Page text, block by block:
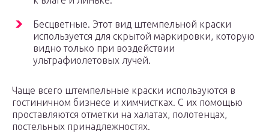
Бесцветные. Этот вид штемпельной краски
используется для скрытой маркировки, которую
видно только при воздействии
ультрафиолетовых лучей.
Чаще всего штемпельные краски используются в
гостиничном бизнесе и химчистках. С их помощью
проставляются отметки на халатах, полотенцах,
постельных принадлежностях.